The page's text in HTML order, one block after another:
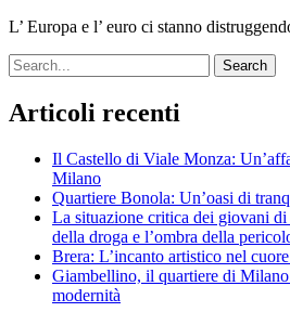
L’ Europa e l’ euro ci stanno
Search
Articoli recenti
Il Castello di Viale Monza:
Milano
Quartiere Bonola: Un’oasi di
La situazione critica dei giovani
della droga e l’ombra della
Brera: L’incanto artistico nel
Giambellino, il quartiere di
modernità